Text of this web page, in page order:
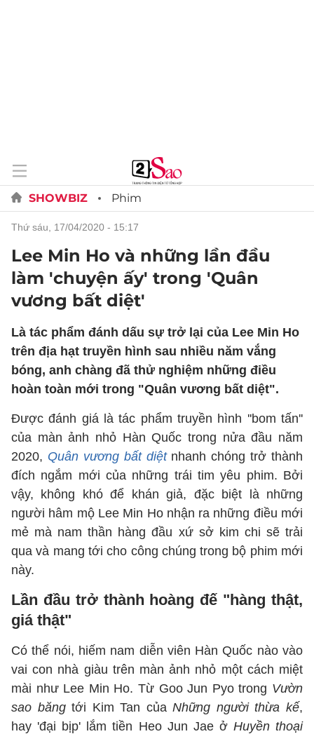
SHOWBIZ Phim
thứ sáu, 17/04/2020 - 15:17
Lee Min Ho và những lần đầu
làm 'chuyện ấy' trong 'Quân
vương bất diệt'
Là tác phẩm đánh dấu sự trở lại của Lee Min Ho
trên địa hạt truyền hình sau nhiều năm vắng
bóng, anh chàng đã thử nghiệm những điều
hoàn toàn mới trong "Quân vương bất diệt".
Được đánh giá là tác phẩm truyền hình ''bom tấn''
của màn ảnh nhỏ Hàn Quốc trong nửa đầu năm
2020, Quân vương bất diệtnhanh chóng trở thành
đích ngắm mới của những trái tim yêu phim. Bởi
vậy, không khó để khán giả, đặc biệt là những
người hâm mộ Lee Min Ho nhận ra những điều mới
mẻ mà nam thần hàng đầu xứ sở kim chi sẽ trải
qua và mang tới cho công chúng trong bộ phim mới
này.
Lần đầu trở thành hoàng đế "hàng thật,
giá thật"
Có thể nói, hiếm nam diễn viên Hàn Quốc nào vào
vai con nhà giàu trên màn ảnh nhỏ một cách miệt
mài như Lee Min Ho. Từ Goo Jun Pyo trong Vườn
sao băngtới Kim Tan củaNhững người thừa kế,
hay 'đại bịp' lắm tiền Heo Jun Jae ở Huyền thoại